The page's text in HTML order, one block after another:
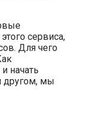
сервиса,
Для чего
начать
другом, мы